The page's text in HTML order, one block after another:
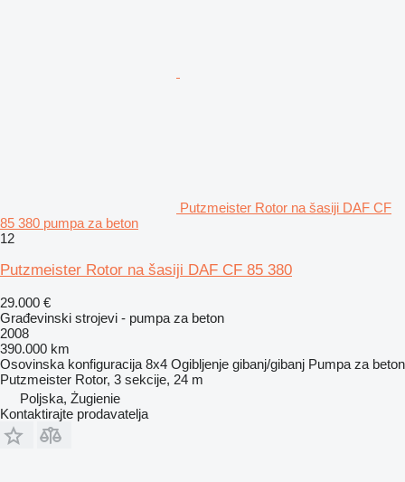
Putzmeister Rotor na šasiji DAF CF
85 380 pumpa za beton
12
Putzmeister Rotor na šasiji DAF CF 85 380
29.000 €
Građevinski strojevi - pumpa za beton
2008
390.000 km
Osovinska konfiguracija 8x4 Ogibljenje gibanj/gibanj Pumpa za beton
Putzmeister Rotor, 3 sekcije, 24 m
Poljska, Żugienie
Kontaktirajte prodavatelja